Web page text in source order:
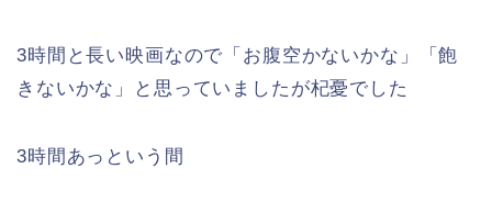
3時間と長い映画なので「お腹空かないかな」「飽
きないかな」と思っていましたが杞憂でした
3時間あっという間